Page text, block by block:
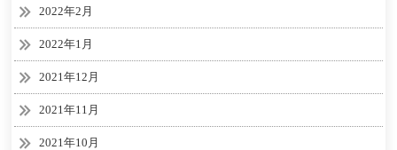
2022年2月
2022年1月
2021年12月
2021年11月
2021年10月